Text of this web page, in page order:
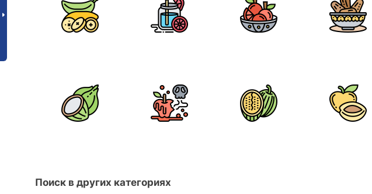
Поиск в других категориях